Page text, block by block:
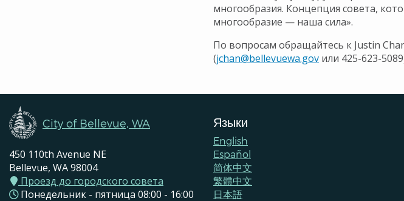
многообразия. Концепция совета,
многообразие — наша сила».
По вопросам обращайтесь к Justin
(jchan@bellevuewa.gov или 425-623-
City of Bellevue, WA
450 110th Avenue NE
Bellevue, WA 98004
Проезд до городского совета
Понедельник - пятница 08:00 - 16:00
Языки
English
Español
简体中文
繁體中文
日本語